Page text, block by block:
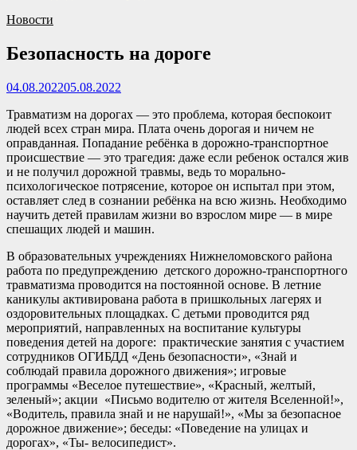
Новости
Безопасность на дороге
04.08.202205.08.2022
Травматизм на дорогах — это проблема, которая беспокоит
людей всех стран мира. Плата очень дорогая и ничем не
оправданная. Попадание ребёнка в дорожно-транспортное
происшествие — это трагедия: даже если ребенок остался жив
и не получил дорожной травмы, ведь то морально-
психологическое потрясение, которое он испытал при этом,
оставляет след в сознании ребёнка на всю жизнь. Необходимо
научить детей правилам жизни во взрослом мире — в мире
спешащих людей и машин.
В образовательных учреждениях Нижнеломовского района
работа по предупреждению детского дорожно-транспортного
травматизма проводится на постоянной основе. В летние
каникулы активирована работа в пришкольных лагерях и
оздоровительных площадках. С детьми проводится ряд
мероприятий, направленных на воспитание культуры
поведения детей на дороге: практические занятия с участием
сотрудников ОГИБДД «День безопасности», «Знай и
соблюдай правила дорожного движения»; игровые
программы «Веселое путешествие», «Красный, желтый,
зеленый»; акции «Письмо водителю от жителя Вселенной!»,
«Водитель, правила знай и не нарушай!», «Мы за безопасное
дорожное движение»; беседы: «Поведение на улицах и
дорогах», «Ты- велосипедист».